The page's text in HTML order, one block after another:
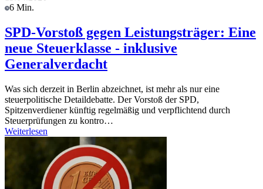
6 Min.
SPD-Vorstoß gegen Leistungsträger: Eine
neue Steuerklasse - inklusive
Generalverdacht
Was sich derzeit in Berlin abzeichnet, ist mehr als nur eine
steuerpolitische Detaildebatte. Der Vorstoß der SPD,
Spitzenverdiener künftig regelmäßig und verpflichtend durch
Steuerprüfungen zu kontro…
Weiterlesen